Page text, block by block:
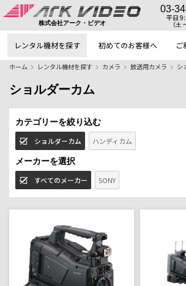
株式会社アーク・ビデオ
03-
平日
（土
レンタル機材を探す 初めてのお客様へ ご
ホーム レンタル機材を探す カメラ 放送用カメラ シ
ショルダーカム
カテゴリーを絞り込む
ショルダーカム
ハンディカム
メーカーを選択
すべてのメーカー
SONY